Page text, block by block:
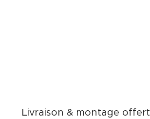
Livraison & montage offert